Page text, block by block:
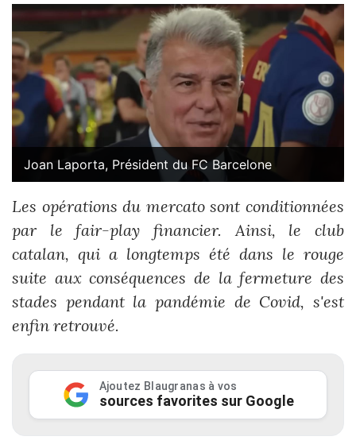
Joan Laporta, Président du FC Barcelone
Les opérations du mercato sont conditionnées
par le fair-play financier. Ainsi, le club
catalan, qui a longtemps été dans le rouge
suite aux conséquences de la fermeture des
stades pendant la pandémie de Covid, s'est
enfin retrouvé.
Ajoutez Blaugranas à vos
sources favorites sur Google